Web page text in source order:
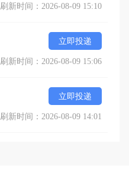
刷新时间：2026-08-09 15:10
立即投递
刷新时间：2026-08-09 15:06
立即投递
刷新时间：2026-08-09 14:01